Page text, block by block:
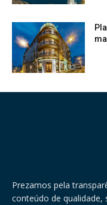
Prezamos pela
conteúdo de qualidade,